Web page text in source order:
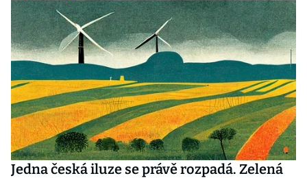
Jedna česká iluze se právě rozpadá. Zelená